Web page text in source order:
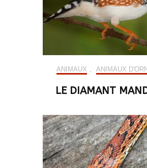
ANIMAUX ANIMAUX
LE DIAMANT